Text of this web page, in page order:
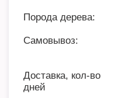
Порода дерева:
Самовывоз:
Доставка, кол-во
дней